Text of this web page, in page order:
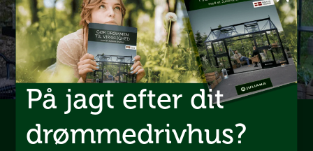
På jagt efter dit
drømmedrivhus?
Inspiration til dit drivhus?